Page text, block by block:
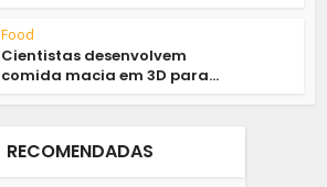
Food
Cientistas desenvolvem
comida macia em 3D para...
RECOMENDADAS